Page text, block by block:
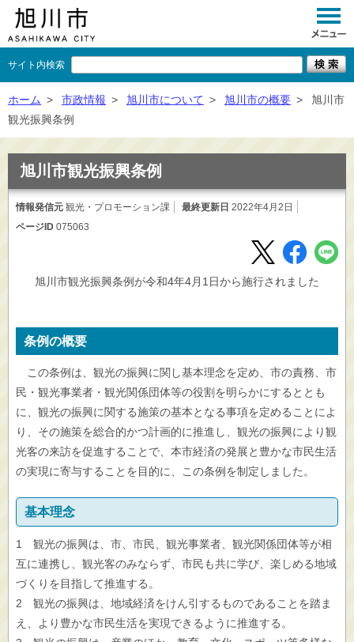
サイト内検索
くらし
事業者向け
×
ホーム > 市政情報 > 旭川市について > 旭川市の概要 >
旭川市
観光振興条例
旭川市観光振興条例
情報発信元 観光・プロモーション課 最終更新日 2022年4月2日
ページID 075063
旭川市観光振興条例が令和4年4月1日から施行されました
条例の概要
この条例は、観光の振興に関し基本理念を定め、市の責務、市
民・観光事業者・観光関係団体等の役割を明らかにするととも
に、観光の振興に関する施策の基本となる事項を定めることによ
り、その施策を総合的かつ計画的に推進し、観光の振興により観
光客の来訪を促進することで、本市経済の発展と豊かな市民生活
の実現に寄与することを目的に、この条例を制定しました。
基本理念
1 観光の振興は、市、市民、観光事業者、観光関係団体等が相
互に連携し、観光客のみならず、市民も共に学び、楽しめる地域
づくりを目指して推進する。
2 観光の振興は、地域経済をけん引するものであることを踏ま
え、より豊かな市民生活を実現できるように推進する。